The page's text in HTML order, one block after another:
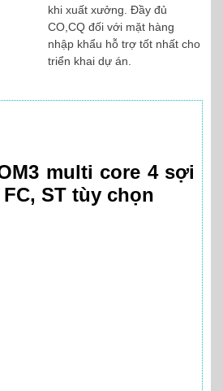
khi xuất xưởng. Đầy đủ
CO,CQ đối với mặt hàng
nhập khẩu hỗ trợ tốt nhất cho
triển khai dự án.
multi core 4 sợi
ST tùy chọn